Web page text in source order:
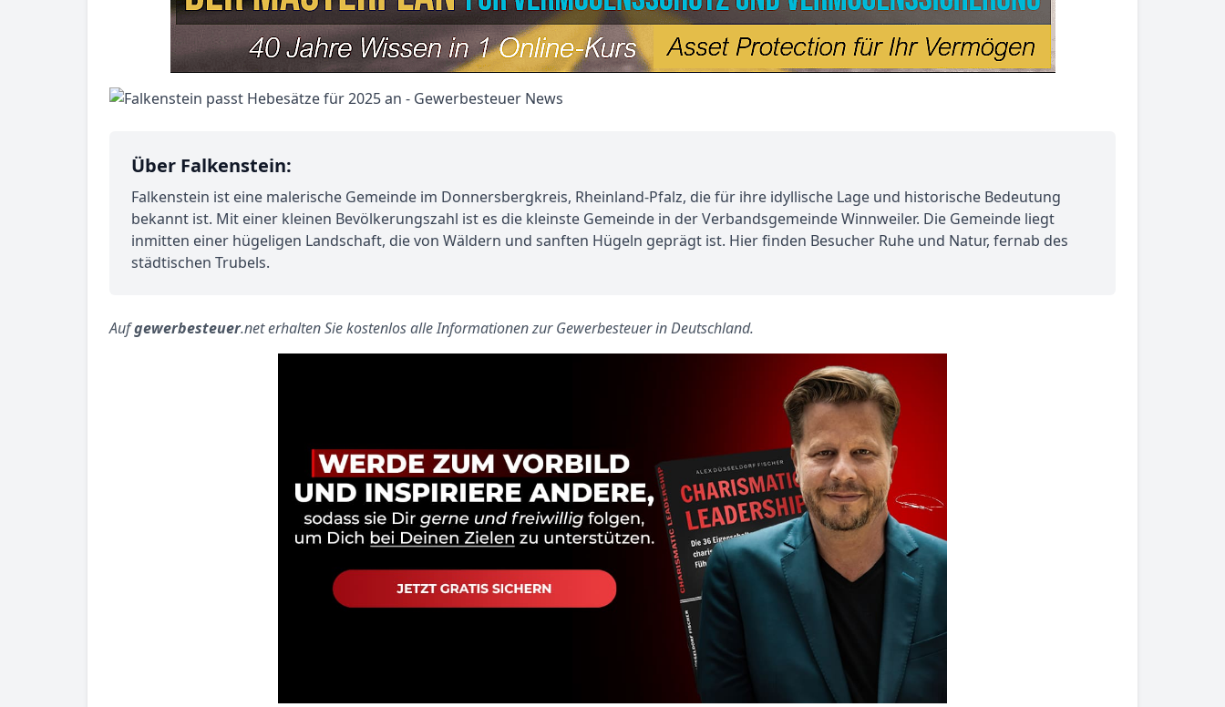
Über Falkenstein:
Falkenstein ist eine malerische Gemeinde im Donnersbergkreis, Rheinland-Pfalz, die für ihre idyllische Lage und historische Bedeutung
bekannt ist. Mit einer kleinen Bevölkerungszahl ist es die kleinste Gemeinde in der Verbandsgemeinde Winnweiler. Die Gemeinde liegt
inmitten einer hügeligen Landschaft, die von Wäldern und sanften Hügeln geprägt ist. Hier finden Besucher Ruhe und Natur, fernab des
städtischen Trubels.
Aufgewerbesteuer.net erhalten Sie kostenlos alle Informationen zur Gewerbesteuer in Deutschland.